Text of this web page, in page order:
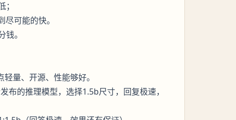
可能的快。
。
量、开源、性能够好。
布的推理模型，选择1.5b尺寸，回复极速，